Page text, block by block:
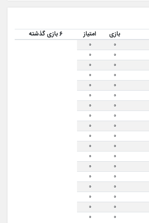
بازی امتیاز
۶ بازی گذشته
۰
۰
۰
۰
۰
۰
۰
۰
۰
۰
۰
۰
۰
۰
۰
۰
۰
۰
۰
۰
۰
۰
۰
۰
۰
۰
۰
۰
۰
۰
۰
۰
۰
۰
۰ ۰